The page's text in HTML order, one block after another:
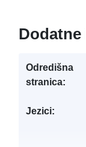
Odredišna
stranica:
Jezici: